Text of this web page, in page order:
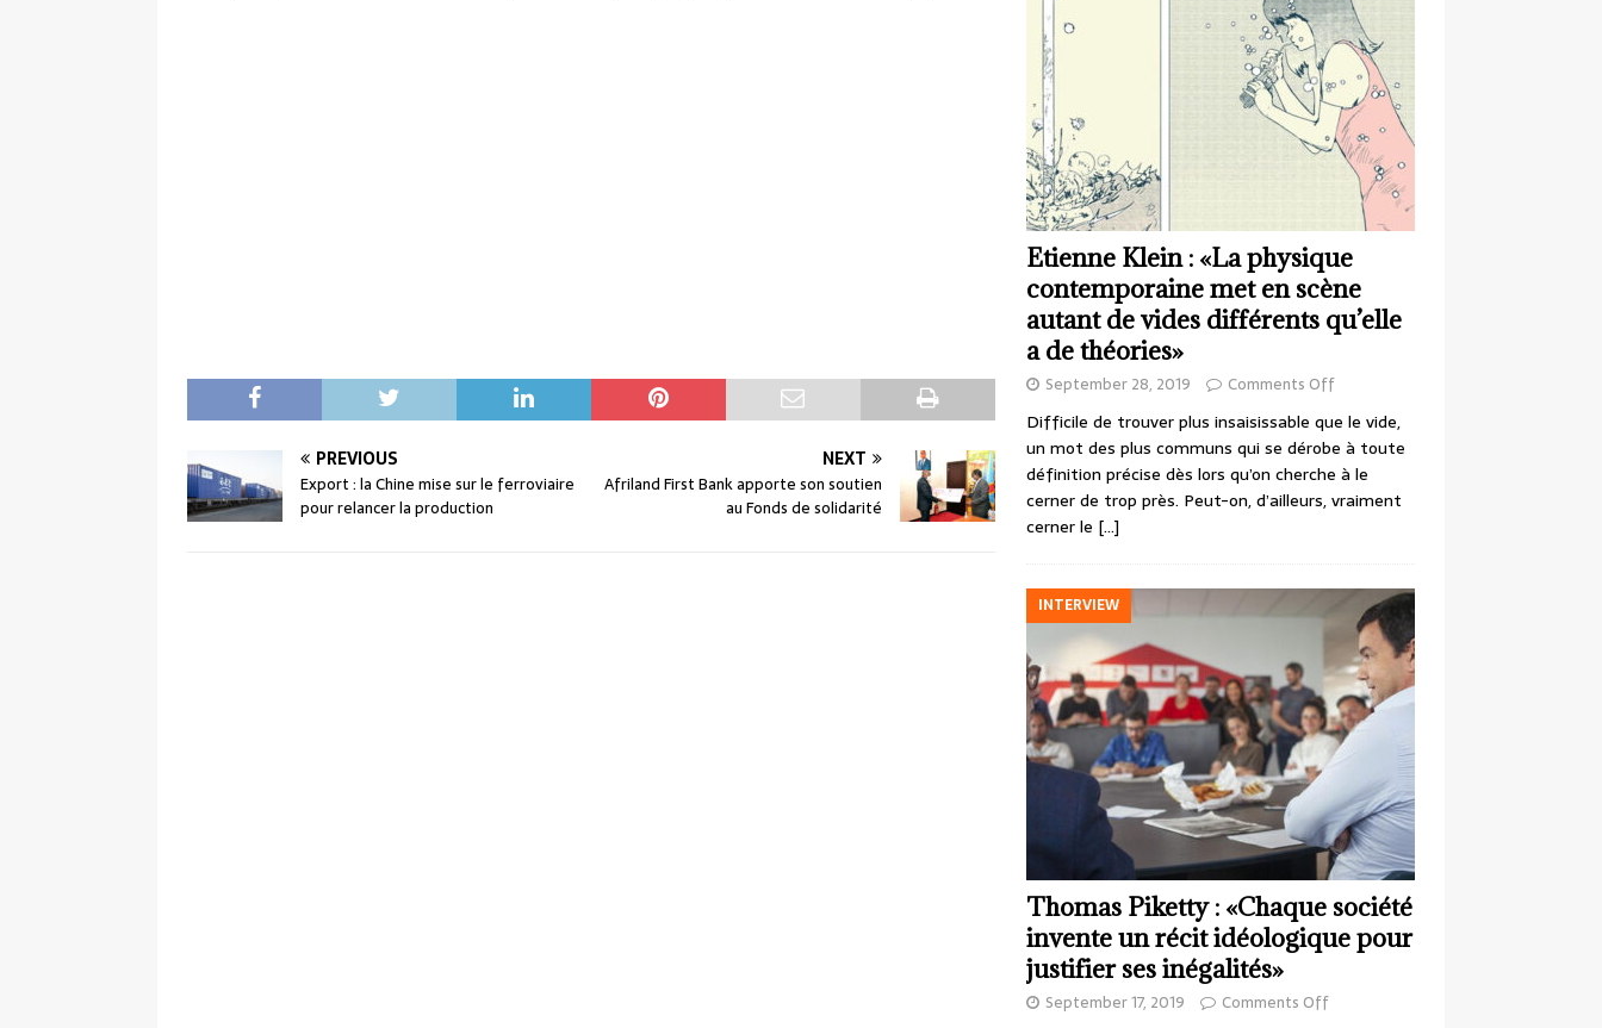
PREVIOUS
Export : la Chine mise sur le ferroviaire
pour relancer la production
NEXT
Afriland First Bank apporte son soutien
au Fonds de solidarité
Etienne Klein : «La physique
contemporaine met en scène
autant de vides différents qu’elle
a de théories»
September 28, 2019 Comments Off
Difficile de trouver plus insaisissable que le vide,
un mot des plus communs qui se dérobe à toute
définition précise dès lors qu’on cherche à le
cerner de trop près. Peut-on, d’ailleurs, vraiment
cerner le […]
INTERVIEW
Thomas Piketty : «Chaque société
invente un récit idéologique pour
justifier ses inégalités»
September 17, 2019 Comments Off